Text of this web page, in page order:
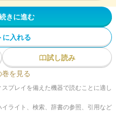
きに進む
に入れる
試し読み
を見る
プレイを備えた機器で読むことに適し
ライト、検索、辞書の参照、引用など